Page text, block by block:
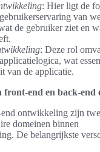
: Hier ligt de
van
de gebruiker ziet en
: Deze rol
wat
van de applicatie.
front-end en back-
ontwikkeling zijn
domeinen binnen
De belangrijkste